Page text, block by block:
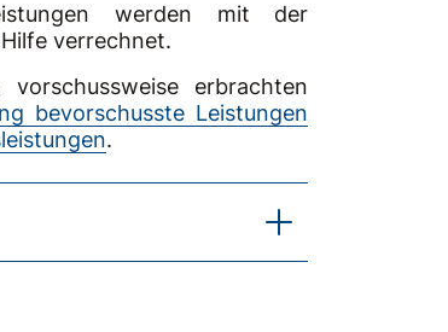
werden mit der
verrechnet.
erbrachten
bevorschusste Leistungen
.
3